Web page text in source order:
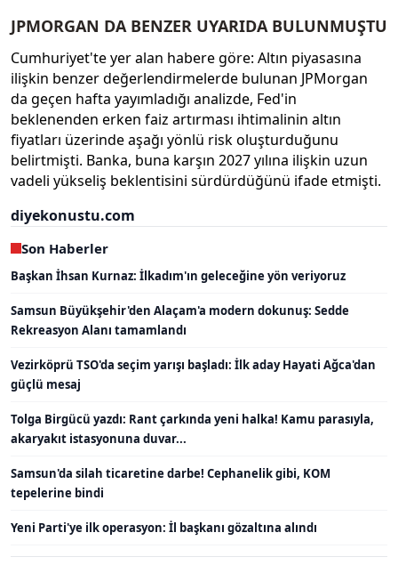
JPMORGAN DA BENZER UYARIDA BULUNMUŞTU
Cumhuriyet'te yer alan habere göre: Altın piyasasına
ilişkin benzer değerlendirmelerde bulunan JPMorgan
da geçen hafta yayımladığı analizde, Fed'in
beklenenden erken faiz artırması ihtimalinin altın
fiyatları üzerinde aşağı yönlü risk oluşturduğunu
belirtmişti. Banka, buna karşın 2027 yılına ilişkin uzun
vadeli yükseliş beklentisini sürdürdüğünü ifade etmişti.
diyekonustu.com
Son Haberler
Başkan İhsan Kurnaz: İlkadım'ın geleceğine yön veriyoruz
Samsun Büyükşehir'den Alaçam'a modern dokunuş: Sedde
Rekreasyon Alanı tamamlandı
Vezirköprü TSO'da seçim yarışı başladı: İlk aday Hayati Ağca'dan
güçlü mesaj
Tolga Birgücü yazdı: Rant çarkında yeni halka! Kamu parasıyla,
akaryakıt istasyonuna duvar...
Samsun'da silah ticaretine darbe! Cephanelik gibi, KOM
tepelerine bindi
Yeni Parti'ye ilk operasyon: İl başkanı gözaltına alındı